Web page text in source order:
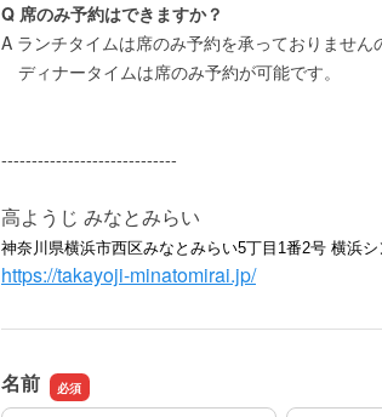
Q 席のみ予約はできますか？
A ランチタイムは席のみ予約を承っておりません
ディナータイムは席のみ予約が可能です。
-----------------------------
高ようじ みなとみらい
神奈川県横浜市西区みなとみらい5丁目1番2号 横浜
https://takayoji-minatomirai.jp/
名前